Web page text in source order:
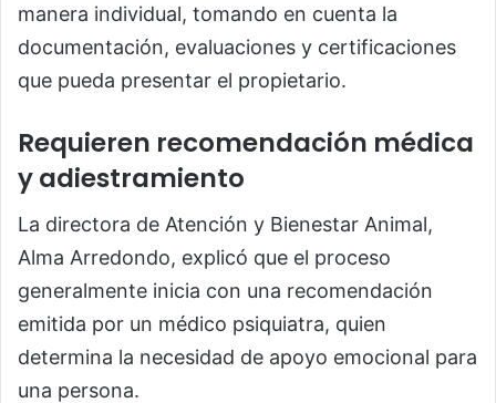
manera individual, tomando en cuenta la
documentación, evaluaciones y certificaciones
que pueda presentar el propietario.
Requieren recomendación médica
y adiestramiento
La directora de Atención y Bienestar Animal,
Alma Arredondo, explicó que el proceso
generalmente inicia con una recomendación
emitida por un médico psiquiatra, quien
determina la necesidad de apoyo emocional para
una persona.